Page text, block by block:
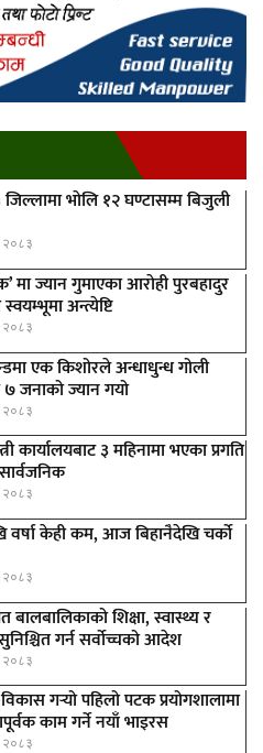
जिल्लामा भाेलि १२ घण्टासम्म बिजुली
२०८३
मा ज्यान गुमाएका आराेही पुरबहादुर
अन्त्येष्टि
२०८३
एक किशोरले अन्धाधुन्ध गोली
जनाको ज्यान गयो
२०८३
कार्यालयबाट ३ महिनामा भएका प्रगति
२०८३
वर्षा केही कम, आज बिहानैदेखि चर्को
२०८३
बालबालिकाको शिक्षा, स्वास्थ्य र
गर्न सर्वोच्चको आदेश
२०८३
गर्‍यो पहिलो पटक प्रयोगशालामा
काम गर्ने नयाँ भाइरस
२०८३